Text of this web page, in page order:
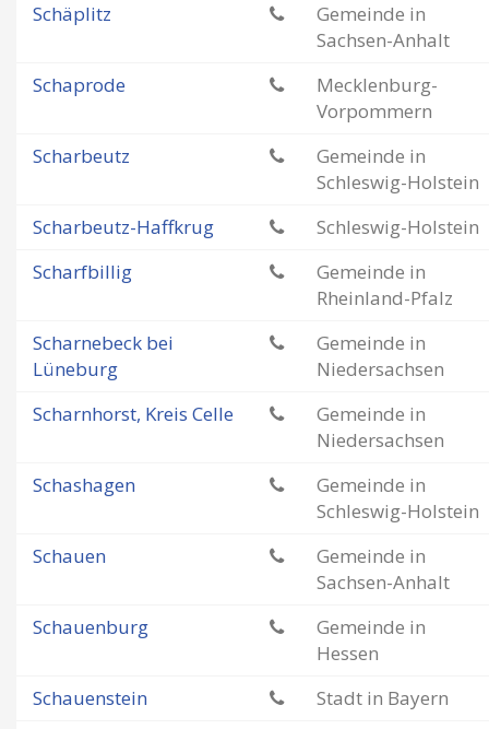
Schäplitz
Gemeinde in
Sachsen-Anhalt
Schaprode
Mecklenburg-
Vorpommern
Scharbeutz
Gemeinde in
Schleswig-Holstein
Scharbeutz-Haffkrug
Schleswig-Holstein
Scharfbillig
Gemeinde in
Rheinland-Pfalz
Scharnebeck bei
Lüneburg
Gemeinde in
Niedersachsen
Scharnhorst, Kreis Celle
Gemeinde in
Niedersachsen
Schashagen
Gemeinde in
Schleswig-Holstein
Schauen
Gemeinde in
Sachsen-Anhalt
Schauenburg
Gemeinde in
Hessen
Schauenstein
Stadt in Bayern